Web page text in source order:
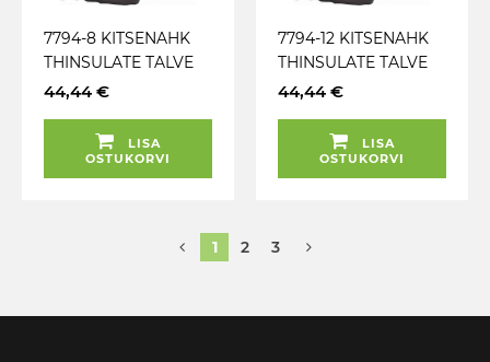
7794-8 KITSENAHK
THINSULATE TALVE
TÖÖKINDAD TEGERA
44,44 €
LISA
OSTUKORVI
7794-12 KITSENAHK
THINSULATE TALVE
TÖÖKINDAD TEGERA
44,44 €
LISA
OSTUKORVI
1 2 3